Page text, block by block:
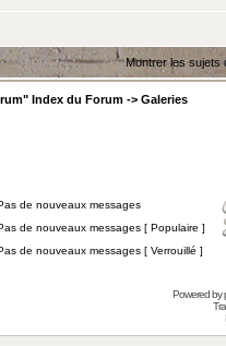
Montrer les sujets
Index du Forum -> Galeries
de nouveaux messages
de nouveaux messages [ Populaire ]
de nouveaux messages [ Verrouillé ]
Powered by